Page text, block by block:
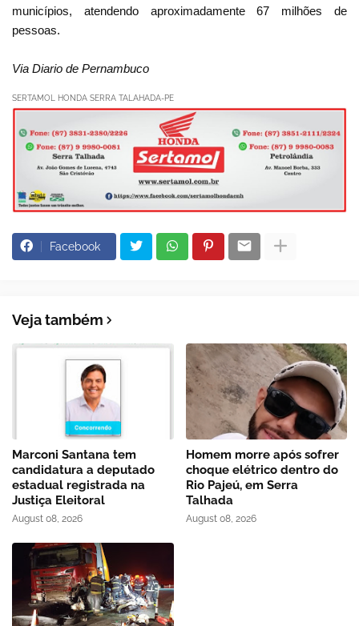
municípios, atendendo aproximadamente 67 milhões de
pessoas.
Via Diario de Pernambuco
SERTAMOL HONDA SERRA TALAHADA-PE
Facebook
Veja também
Marconi Santana tem
candidatura a deputado
estadual registrada na
Justiça Eleitoral
August 08, 2026
Homem morre após sofrer
choque elétrico dentro do
Rio Pajeú, em Serra
Talhada
August 08, 2026